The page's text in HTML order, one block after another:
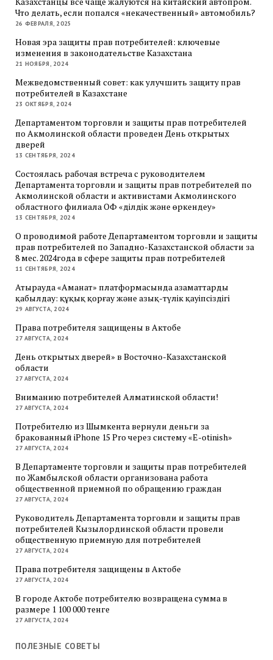
Что делать, если попался «некачественный» автомобиль?
26 ФЕВРАЛЯ, 2025
Новая эра защиты прав потребителей: ключевые
изменения в законодательстве Казахстана
21 НОЯБРЯ, 2024
Межведомственный совет: как улучшить защиту прав
потребителей в Казахстане
23 ОКТЯБРЯ, 2024
Департаментом торговли и защиты прав потребителей
по Акмолинской области проведен День открытых
дверей
13 СЕНТЯБРЯ, 2024
Состоялась рабочая встреча с руководителем
Департамента торговли и защиты прав потребителей по
Акмолинской области и активистами Акмолинского
областного филиала ОФ «Әділдік және өркендеу»
13 СЕНТЯБРЯ, 2024
О проводимой работе Департаментом торговли и защиты
прав потребителей по Западно-Казахстанской области за
8 мес. 2024года в сфере защиты прав потребителей
11 СЕНТЯБРЯ, 2024
Атырауда «Аманат» платформасында азаматтарды
қабылдау: құқық қорғау және азық-түлік қауіпсіздігі
29 АВГУСТА, 2024
Права потребителя защищены в Актобе
27 АВГУСТА, 2024
День открытых дверей» в Восточно-Казахстанской
области
27 АВГУСТА, 2024
Вниманию потребителей Алматинской области!
27 АВГУСТА, 2024
Потребителю из Шымкента вернули деньги за
бракованный iPhone 15 Pro через систему «E-otinish»
27 АВГУСТА, 2024
В Департаменте торговли и защиты прав потребителей
по Жамбылской области организована работа
общественной приемной по обращению граждан
27 АВГУСТА, 2024
Руководитель Департамента торговли и защиты прав
потребителей Кызылординской области провели
общественную приемную для потребителей
27 АВГУСТА, 2024
Права потребителя защищены в Актобе
27 АВГУСТА, 2024
В городе Актобе потребителю возвращена сумма в
размере 1 100 000 тенге
27 АВГУСТА, 2024
ПОЛЕЗНЫЕ СОВЕТЫ